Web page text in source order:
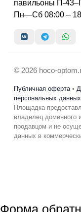
павильоны П-
Пн—Сб 08:00 –
© 2026 hoco-
Публичная оферта•
персональных данных
Площадка
владелец доменного
продавцом и не
данных в
Форма